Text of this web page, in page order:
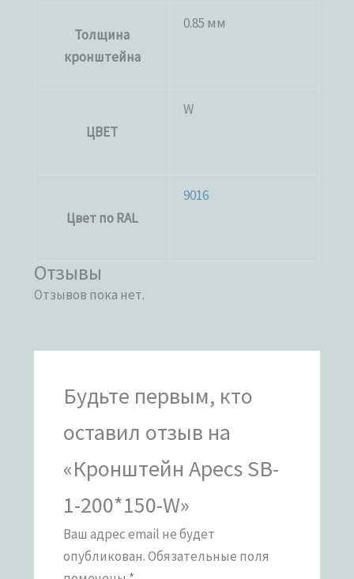
Толщина
кронштейна
0.85 мм
ЦВЕТ
W
Цвет по RAL
9016
Отзывы
Отзывов пока нет.
Будьте первым, кто
оставил отзыв на
«Кронштейн Apecs SB-
1-200*150-W»
Ваш адрес email не будет
опубликован.Обязательные поля